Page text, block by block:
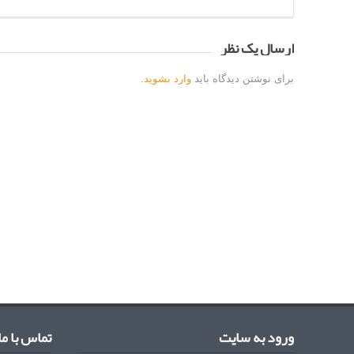
ارسال یک نظر
برای نوشتن دیدگاه بایدوارد بشوید
ورود به سایت تماس با